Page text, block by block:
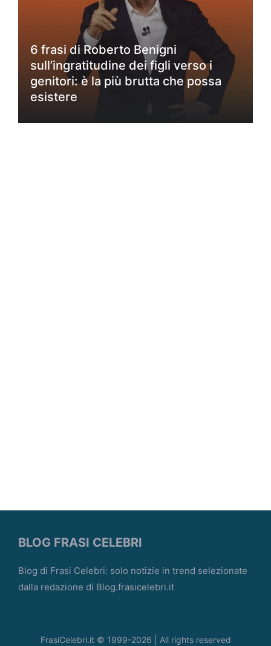
6 frasi di Roberto Benigni
sull’ingratitudine dei figli verso i
genitori: è la più brutta che possa
esistere
BLOG FRASI CELEBRI
Blog di Frasi Celebri: solo notizie in trend selezionate
dalla redazione di Blog.frasicelebri.it
FrasiCelebri.it © 1999-2026 | All rights reserved